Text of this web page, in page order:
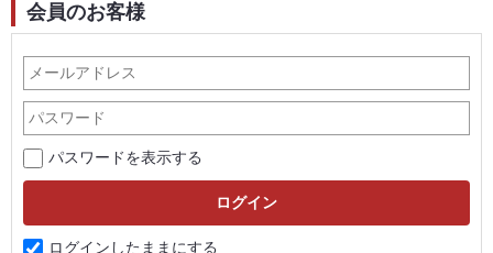
会員のお客様
パスワードを表示する
ログインしたままにする